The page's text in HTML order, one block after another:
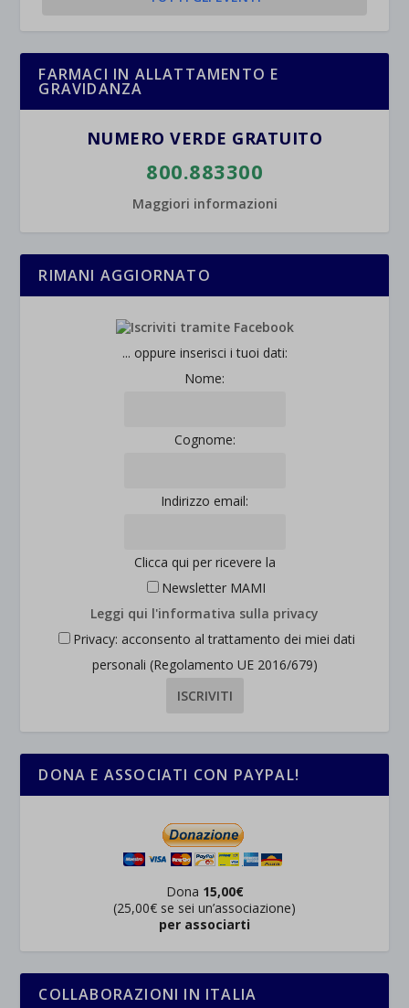
FARMACI IN ALLATTAMENTO E
GRAVIDANZA
NUMERO VERDE GRATUITO
800.883300
Maggiori informazioni
RIMANI AGGIORNATO
... oppure inserisci i tuoi dati:
Nome:
Cognome:
Indirizzo email:
Clicca qui per ricevere la
Newsletter MAMI
Leggi qui l'informativa sulla privacy
Privacy: acconsento al trattamento dei miei dati
personali (Regolamento UE 2016/679)
DONA E ASSOCIATI CON PAYPAL!
Dona 15,00€
(25,00€ se sei un’associazione)
per associarti
COLLABORAZIONI IN ITALIA